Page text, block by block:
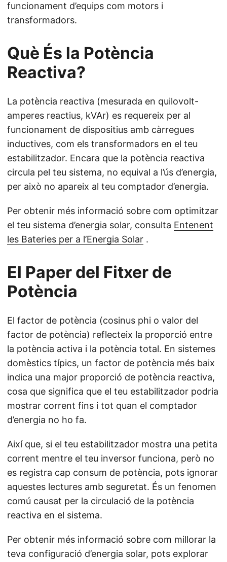
funcionament d’equips com motors i
transformadors.
Què És la Potència
Reactiva?
La potència reactiva (mesurada en quilovolt-
amperes reactius, kVAr) es requereix per al
funcionament de dispositius amb càrregues
inductives, com els transformadors en el teu
estabilitzador. Encara que la potència reactiva
circula pel teu sistema, no equival a l’ús d’energia,
per això no apareix al teu comptador d’energia.
Per obtenir més informació sobre com optimitzar
el teu sistema d’energia solar, consulta Entenent
les Bateries per a l’Energia Solar .
El Paper del Fitxer de
Potència
El factor de potència (cosinus phi o valor del
factor de potència) reflecteix la proporció entre
la potència activa i la potència total. En sistemes
domèstics típics, un factor de potència més baix
indica una major proporció de potència reactiva,
cosa que significa que el teu estabilitzador podria
mostrar corrent fins i tot quan el comptador
d’energia no ho fa.
Així que, si el teu estabilitzador mostra una petita
corrent mentre el teu inversor funciona, però no
es registra cap consum de potència, pots ignorar
aquestes lectures amb seguretat. És un fenomen
comú causat per la circulació de la potència
reactiva en el sistema.
Per obtenir més informació sobre com millorar la
teva configuració d’energia solar, pots explorar